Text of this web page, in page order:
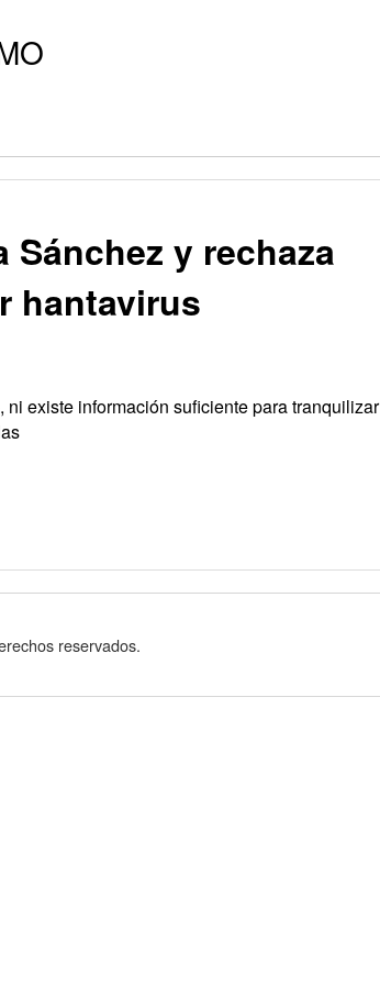
Sánchez y rechaza
hantavirus
existe información suficiente para tranquilizar
reservados.